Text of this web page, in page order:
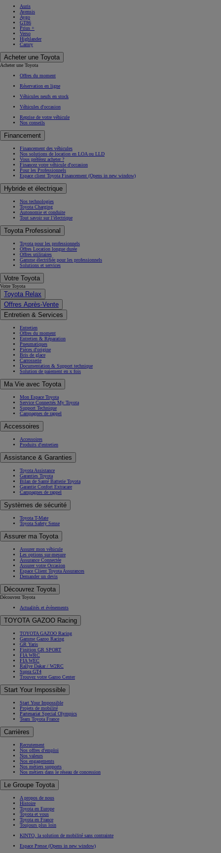
Auris
Avensis
Aygo
GT86
Prius +
Verso
Highlander
Camry
Acheter une Toyota
Acheter une Toyota
Offres du moment
Réservation en ligne
Véhicules neufs en stock
Véhicules d'occasion
Reprise de votre véhicule
Nos conseils
Financement
Financement des véhicules
Nos solutions de location en LOA ou LLD
Vous préférez acheter ?
Financez votre véhicule d'occasion
Pour les Professionnels
Espace client Toyota Financement (Opens in new window)
Hybride et électrique
Nos technologies
Toyota Charging
Autonomie et conduite
Tout savoir sur l’électrique
Toyota Professional
Toyota pour les professionnels
Offres Location longue durée
Offres utilitaires
Gamme électrifiée pour les professionnels
Solutions et services
Votre Toyota
Votre Toyota
Toyota Relax
Offres Après-Vente
Entretien & Services
Entretien
Offres du moment
Entretien & Réparation
Pneumatiques
Pièces d'origine
Bris de glace
Carrosserie
Documentation & Support technique
Solution de paiement en x fois
Ma Vie avec Toyota
Mon Espace Toyota
Service Connectés My Toyota
Support Technique
Campagnes de rappel
Accessoires
Accessoires
Produits d'entretien
Assistance & Garanties
Toyota Assistance
Garanties Toyota
Bilan de Santé Batterie Toyota
Garantie Confort Extracare
Campagnes de rappel
Systèmes de sécurité
Toyota T-Mate
Toyota Safety Sense
Assurer ma Toyota
Assurer mon véhicule
Les options sur-mesure
Assurance Connectée
Assurer votre Occasion
Espace Client Toyota Assurances
Demander un devis
Découvrez Toyota
Découvrez Toyota
Actualités et évènements
TOYOTA GAZOO Racing
TOYOTA GAZOO Racing
Gamme Gazoo Racing
GR Yaris
Finition GR SPORT
FIA WRC
FIA WEC
Rallye Dakar / W2RC
Supra GT4
Trouvez votre Gazoo Center
Start Your Impossible
Start Your Impossible
Projets de mobilité
Partenariat Special Olympics
Team Toyota France
Carrières
Recrutement
Nos offres d'emploi
Nos valeurs
Nos engagements
Nos métiers supports
Nos métiers dans le réseau de concession
Le Groupe Toyota
A propos de nous
Histoire
Toyota en Europe
Toyota et vous
Toyota en France
Toujours plus loin
KINTO, la solution de mobilité sans contrainte
Espace Presse (Opens in new window)